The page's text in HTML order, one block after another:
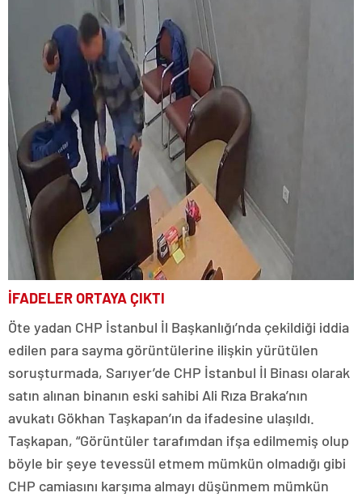
İFADELER ORTAYA ÇIKTI
Öte yadan CHP İstanbul İl Başkanlığı’nda çekildiği iddia
edilen para sayma görüntülerine ilişkin yürütülen
soruşturmada, Sarıyer’de CHP İstanbul İl Binası olarak
satın alınan binanın eski sahibi Ali Rıza Braka’nın
avukatı Gökhan Taşkapan’ın da ifadesine ulaşıldı.
Taşkapan, “Görüntüler tarafımdan ifşa edilmemiş olup
böyle bir şeye tevessül etmem mümkün olmadığı gibi
CHP camiasını karşıma almayı düşünmem mümkün